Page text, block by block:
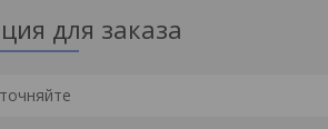
для заказа